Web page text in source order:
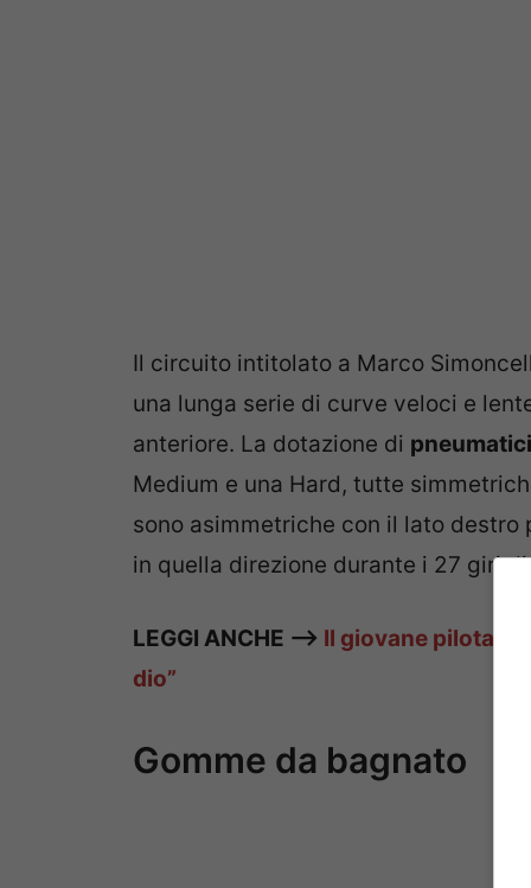
Il circuito intitolato a Marco
una lunga serie di curve veloci e
anteriore. La dotazione di
Medium e una Hard, tutte
sono asimmetriche con il lato
in quella direzione durante i 27 giri
LEGGI ANCHE —> Il giovane pilota
dio”
Gomme da bagnato